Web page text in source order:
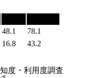
48.1
78.1
16.8 43.2
度・利用度調査